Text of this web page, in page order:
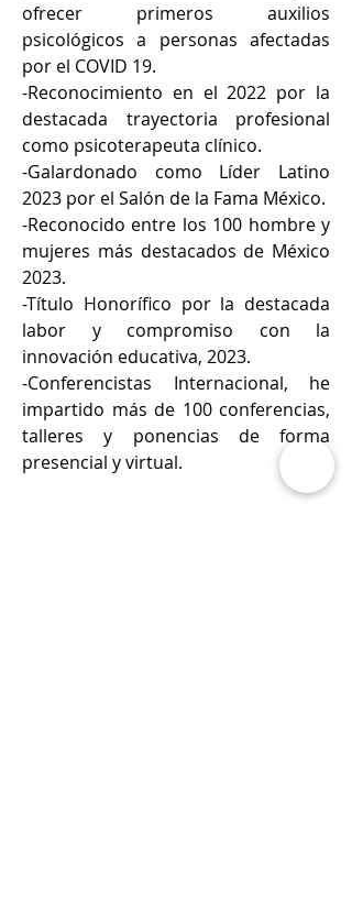
ofrecer primeros auxilios
psicológicos a personas afectadas
por el COVID 19.
-Reconocimiento en el 2022 por la
destacada trayectoria profesional
como psicoterapeuta clínico.
-Galardonado como Líder Latino
2023 por el Salón de la Fama México.
-Reconocido entre los 100 hombre y
mujeres más destacados de México
2023.
-Título Honorífico por la destacada
labor y compromiso con la
innovación educativa, 2023.
-Conferencistas Internacional, he
impartido más de 100 conferencias,
talleres y ponencias de forma
presencial y virtual.